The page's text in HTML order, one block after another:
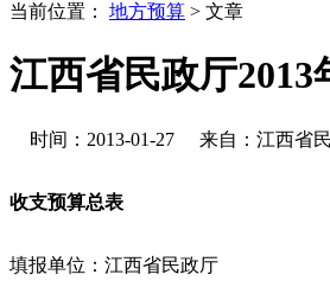
当前位置： 地方预算 > 文章
江西省民政厅2013
时间：2013-01-27 来自：江西省
收支预算总表
填报单位：江西省民政厅